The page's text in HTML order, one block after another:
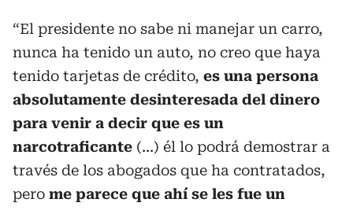
“El presidente no sabe ni manejar un carro,
nunca ha tenido un auto, no creo que haya
tenido tarjetas de crédito, es una persona
absolutamente desinteresada del dinero
para venir a decir que es un
narcotraficante (...) él lo podrá demostrar a
través de los abogados que ha contratados,
pero me parece que ahí se les fue un